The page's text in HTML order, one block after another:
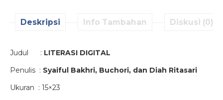
Deskripsi Info Tambahan Diskusi (0)
Judul : LITERASI DIGITAL
Penulis : Syaiful Bakhri, Buchori, dan Diah Ritasari
Ukuran : 15×23